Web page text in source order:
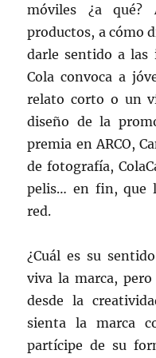
móviles ¿a qué?
productos, a cómo
darle sentido a las
Cola convoca a
relato corto o un
diseño de la
premia en ARCO,
de fotografía,
pelis… en fin, que
red.
¿Cuál es su
viva la marca,
desde la
sienta la marca
partícipe de su